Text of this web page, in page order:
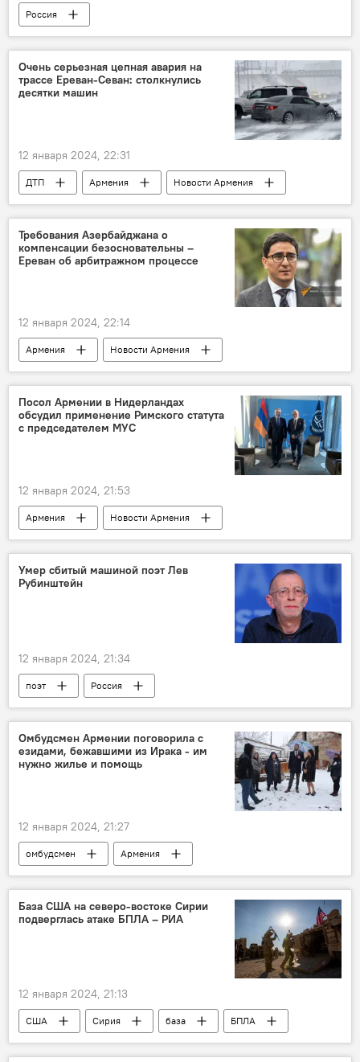
Россия
Очень серьезная цепная авария на
трассе Ереван-Севан: столкнулись
десятки машин
12 января 2024, 22:31
ДТП Армения Новости Армения
Требования Азербайджана о
компенсации безосновательны –
Ереван об арбитражном процессе
12 января 2024, 22:14
Армения
Новости Армения
Азербайджан
Нагорный Карабах
компенсация
Посол Армении в Нидерландах
обсудил применение Римского статута
с председателем МУС
12 января 2024, 21:53
Армения
Новости Армения
Нидерланды
посольство
Умер сбитый машиной поэт Лев
Рубинштейн
12 января 2024, 21:34
поэт Россия
Омбудсмен Армении поговорила с
езидами, бежавшими из Ирака - им
нужно жилье и помощь
12 января 2024, 21:27
омбудсмен
Армения
Новости Армения
езиды
Анаит Манасян
База США на северо-востоке Сирии
подверглась атаке БПЛА – РИА
12 января 2024, 21:13
США Сирия база БПЛА